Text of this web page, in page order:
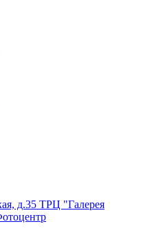
д.35 ТРЦ "Галерея